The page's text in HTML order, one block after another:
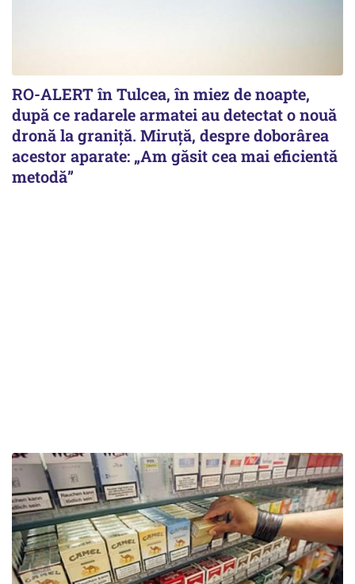
RO-ALERT în Tulcea, în miez de noapte,
după ce radarele armatei au detectat o nouă
dronă la graniță. Miruță, despre doborârea
acestor aparate: „Am găsit cea mai eficientă
metodă”